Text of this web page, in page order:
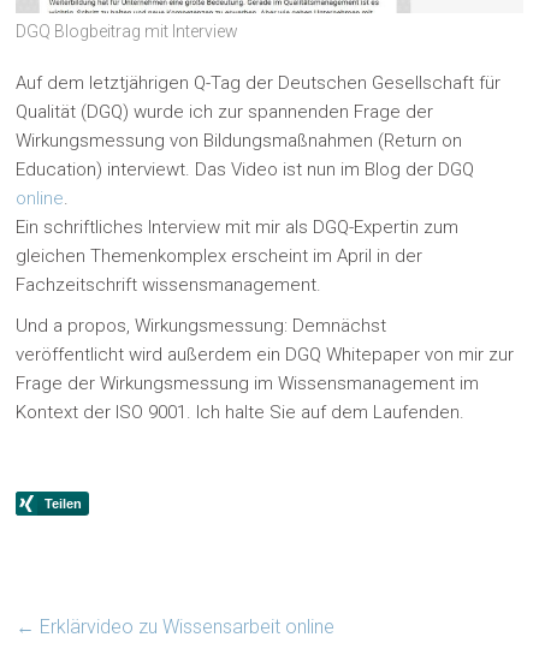
DGQ Blogbeitrag mit Interview
Auf dem letztjährigen Q-Tag der Deutschen Gesellschaft für
Qualität (DGQ) wurde ich zur spannenden Frage der
Wirkungsmessung von Bildungsmaßnahmen (Return on
Education) interviewt. Das Video ist nun im Blog der DGQ
online.
Ein schriftliches Interview mit mir als DGQ-Expertin zum
gleichen Themenkomplex erscheint im April in der
Fachzeitschrift wissensmanagement.
Und a propos, Wirkungsmessung: Demnächst
veröffentlicht wird außerdem ein DGQ Whitepaper von mir zur
Frage der Wirkungsmessung im Wissensmanagement im
Kontext der ISO 9001. Ich halte Sie auf dem Laufenden.
← Erklärvideo zu Wissensarbeit online